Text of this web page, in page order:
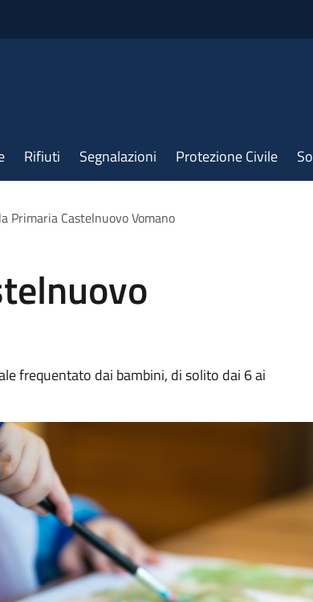
Rifiuti Segnalazioni Protezione Civile
Primaria Castelnuovo Vomano
frequentato dai bambini, di solito dai 6 ai